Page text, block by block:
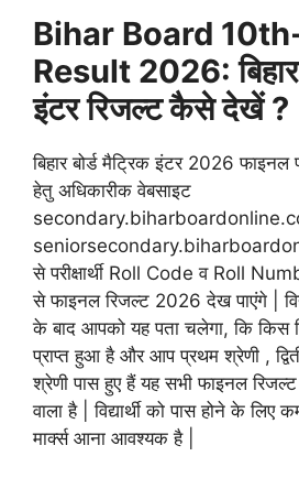
Bihar Board
Result 2026: बिहार
इंटर रिजल्ट कैसे देखें ?
बिहार बोर्ड मैट्रिक इंटर 2026 फाइनल
हेतु अधिकारीक वेबसाइट
से परीक्षार्थी Roll Code व Roll
से फाइनल रिजल्ट 2026 देख पाएंगे |
के बाद आपको यह पता चलेगा, कि किस
प्राप्त हुआ है और आप प्रथम श्रेणी ,
श्रेणी पास हुए हैं यह सभी फाइनल
वाला है | विद्यार्थी को पास होने के
मार्क्स आना आवश्यक है |